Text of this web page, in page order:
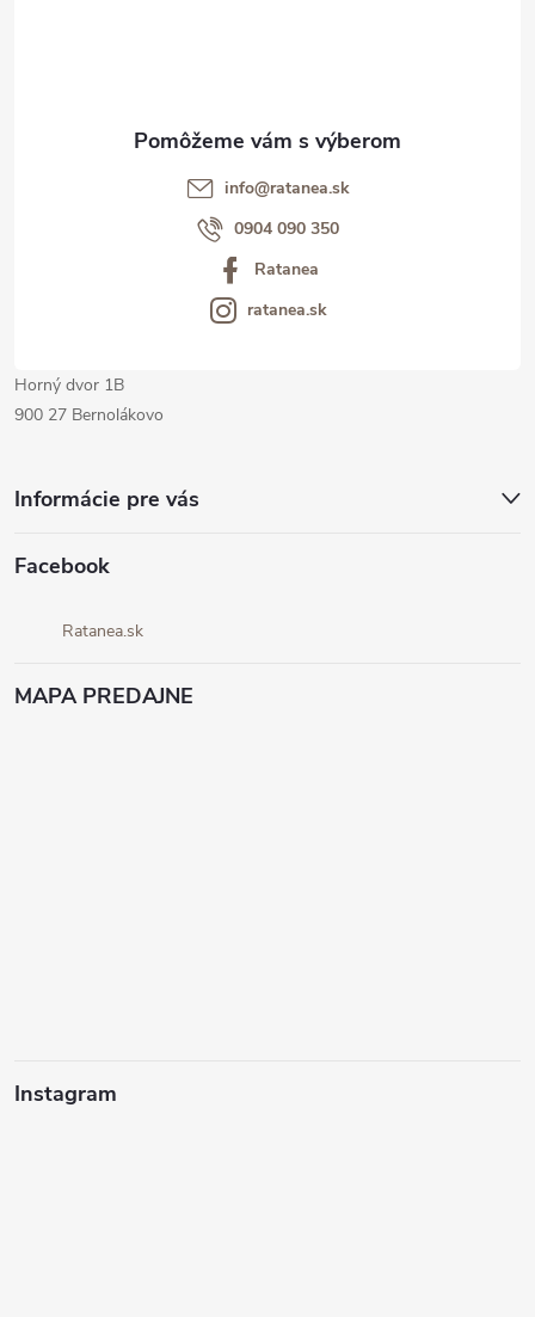
Informácie pre vás
Facebook
Ratanea.sk
info@ratanea.sk
0904 090 350
Ratanea
ratanea.sk
Horný dvor 1B
900 27 Bernolákovo
MAPA PREDAJNE
Instagram